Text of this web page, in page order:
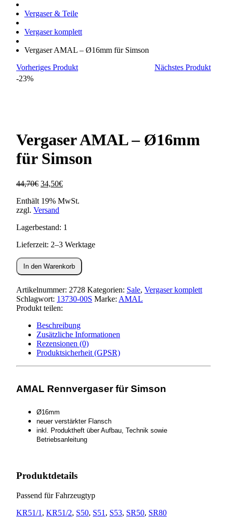
Vergaser & Teile
Vergaser komplett
Vergaser AMAL – Ø16mm für Simson
Vorheriges Produkt
Nächstes Produkt
-23%
Vergaser AMAL – Ø16mm
für Simson
44,70€ Ursprünglicher
war:
44,70€
34,50€Aktueller
ist:
Enthält 19% MwSt.
zzgl. Versand
Lagerbestand: 1
Lieferzeit: 2–3 Werktage
Vergaser
AMAL
Ø16mm
für
Simson
In den Warenkorb
Artikelnummer: 2728 Kategorien: Sale, Vergaser komplett
Schlagwort: 13730-00S Marke: AMAL
Produkt teilen:
Beschreibung
Zusätzliche Informationen
Rezensionen (0)
Produktsicherheit (GPSR)
AMAL Rennvergaser für Simson
Ø16mm
neuer verstärkter Flansch
inkl. Produktheft über Aufbau, Technik sowie
Betriebsanleitung
Produktdetails
Passend für Fahrzeugtyp
KR51/1 , KR51/2, S50, S51 , S53, SR50, SR80